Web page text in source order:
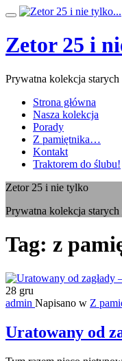
Przeskocz
treści
Przełącz
Zetor 25 i
Prywatna kolekcja
Strona główna
Nasza kolekcja
Porady
Z pamiętnika…
Kontakt
Traktorem do ślubu!
Zetor 25 i nie tylko
Prywatna kolekcja
Tag: z
28 gru
admin Napisano w Z
Uratowany od